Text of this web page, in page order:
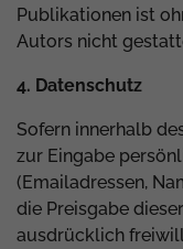
Publikationen ist
Autors nicht
4. Datenschutz
Sofern innerhalb
zur Eingabe
(Emailadressen,
die Preisgabe
ausdrücklich